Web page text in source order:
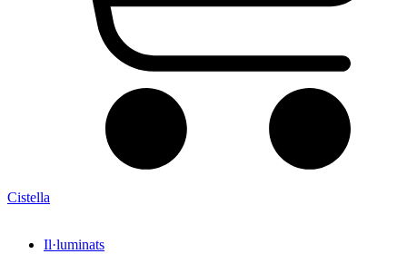
Cistella
Il·luminats